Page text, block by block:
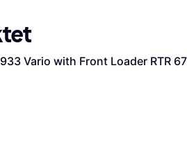
Vario with Front Loader RTR